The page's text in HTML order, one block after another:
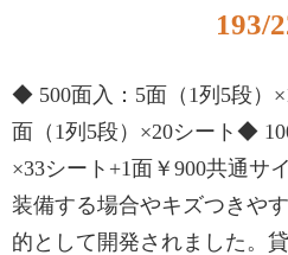
193/
◆ 500面入：5面（1列5段）
面（1列5段）×20シート◆
×33シート+1面￥900共通サ
装備する場合やキズつきや
的として開発されました。